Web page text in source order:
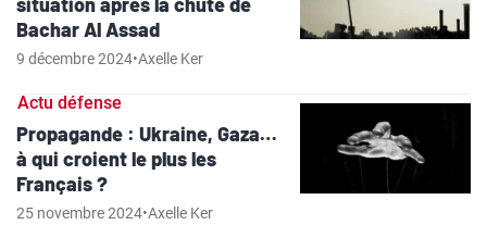
Bachar Al Assad
9 décembre 2024•Axelle Ker
Actu défense
Propagande : Ukraine, Gaza…
à qui croient le plus les
Français ?
25 novembre 2024•Axelle Ker